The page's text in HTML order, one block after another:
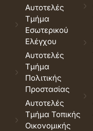
Αυτοτελές
Τμήμα
Εσωτερικού
Ελέγχου
Αυτοτελές
Τμήμα
Πολιτικής
Προστασίας
Αυτοτελές
Τμήμα Τοπικής
Οικονομικής